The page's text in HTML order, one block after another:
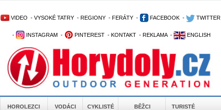
VIDEO - VYSOKÉ TATRY - REGIONY - FERÁTY - FACEBOOK - TWITTER
- INSTAGRAM - PINTEREST - KONTAKT - REKLAMA - ENGLISH
HOROLEZCI VODÁCI CYKLISTÉ BĚŽCI TURISTÉ